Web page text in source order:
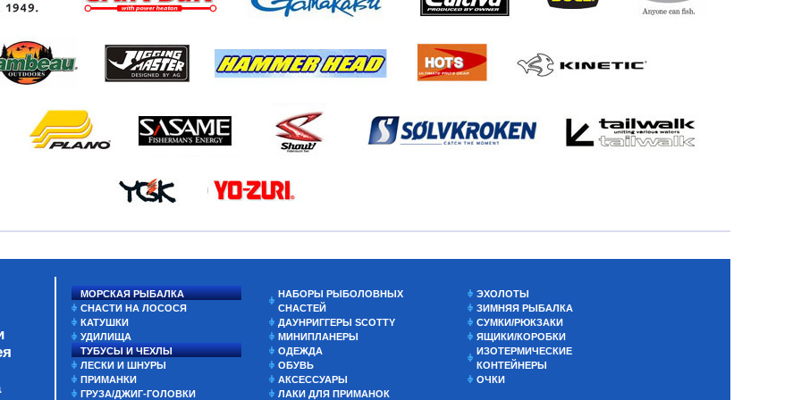
МОРСКАЯ РЫБАЛКА
СНАСТИ НА ЛОСОСЯ
КАТУШКИ
УДИЛИЩА
ТУБУСЫ И ЧЕХЛЫ
ЛЕСКИ И ШНУРЫ
ПРИМАНКИ
ГРУЗА/ДЖИГ-ГОЛОВКИ
НАБОРЫ РЫБОЛОВНЫХ
СНАСТЕЙ
ДАУНРИГГЕРЫ SCOTTY
МИНИПЛАНЕРЫ
ОДЕЖДА
ОБУВЬ
АКСЕССУАРЫ
ЛАКИ ДЛЯ ПРИМАНОК
ЭХОЛОТЫ
ЗИМНЯЯ РЫБАЛКА
СУМКИ/РЮКЗАКИ
ЯЩИКИ/КОРОБКИ
ИЗОТЕРМИЧЕСКИЕ
КОНТЕЙНЕРЫ
ОЧКИ